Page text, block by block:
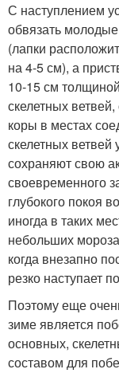
С наступлением
обвязать
(лапки
на 4-5 см), а
10-15 см
скелетных
коры в местах
скелетных
сохраняют свою
своевременного
глубокого покоя
иногда в таких
небольших
когда внезапно
резко наступает
Поэтому еще
зиме является
основных,
составом для